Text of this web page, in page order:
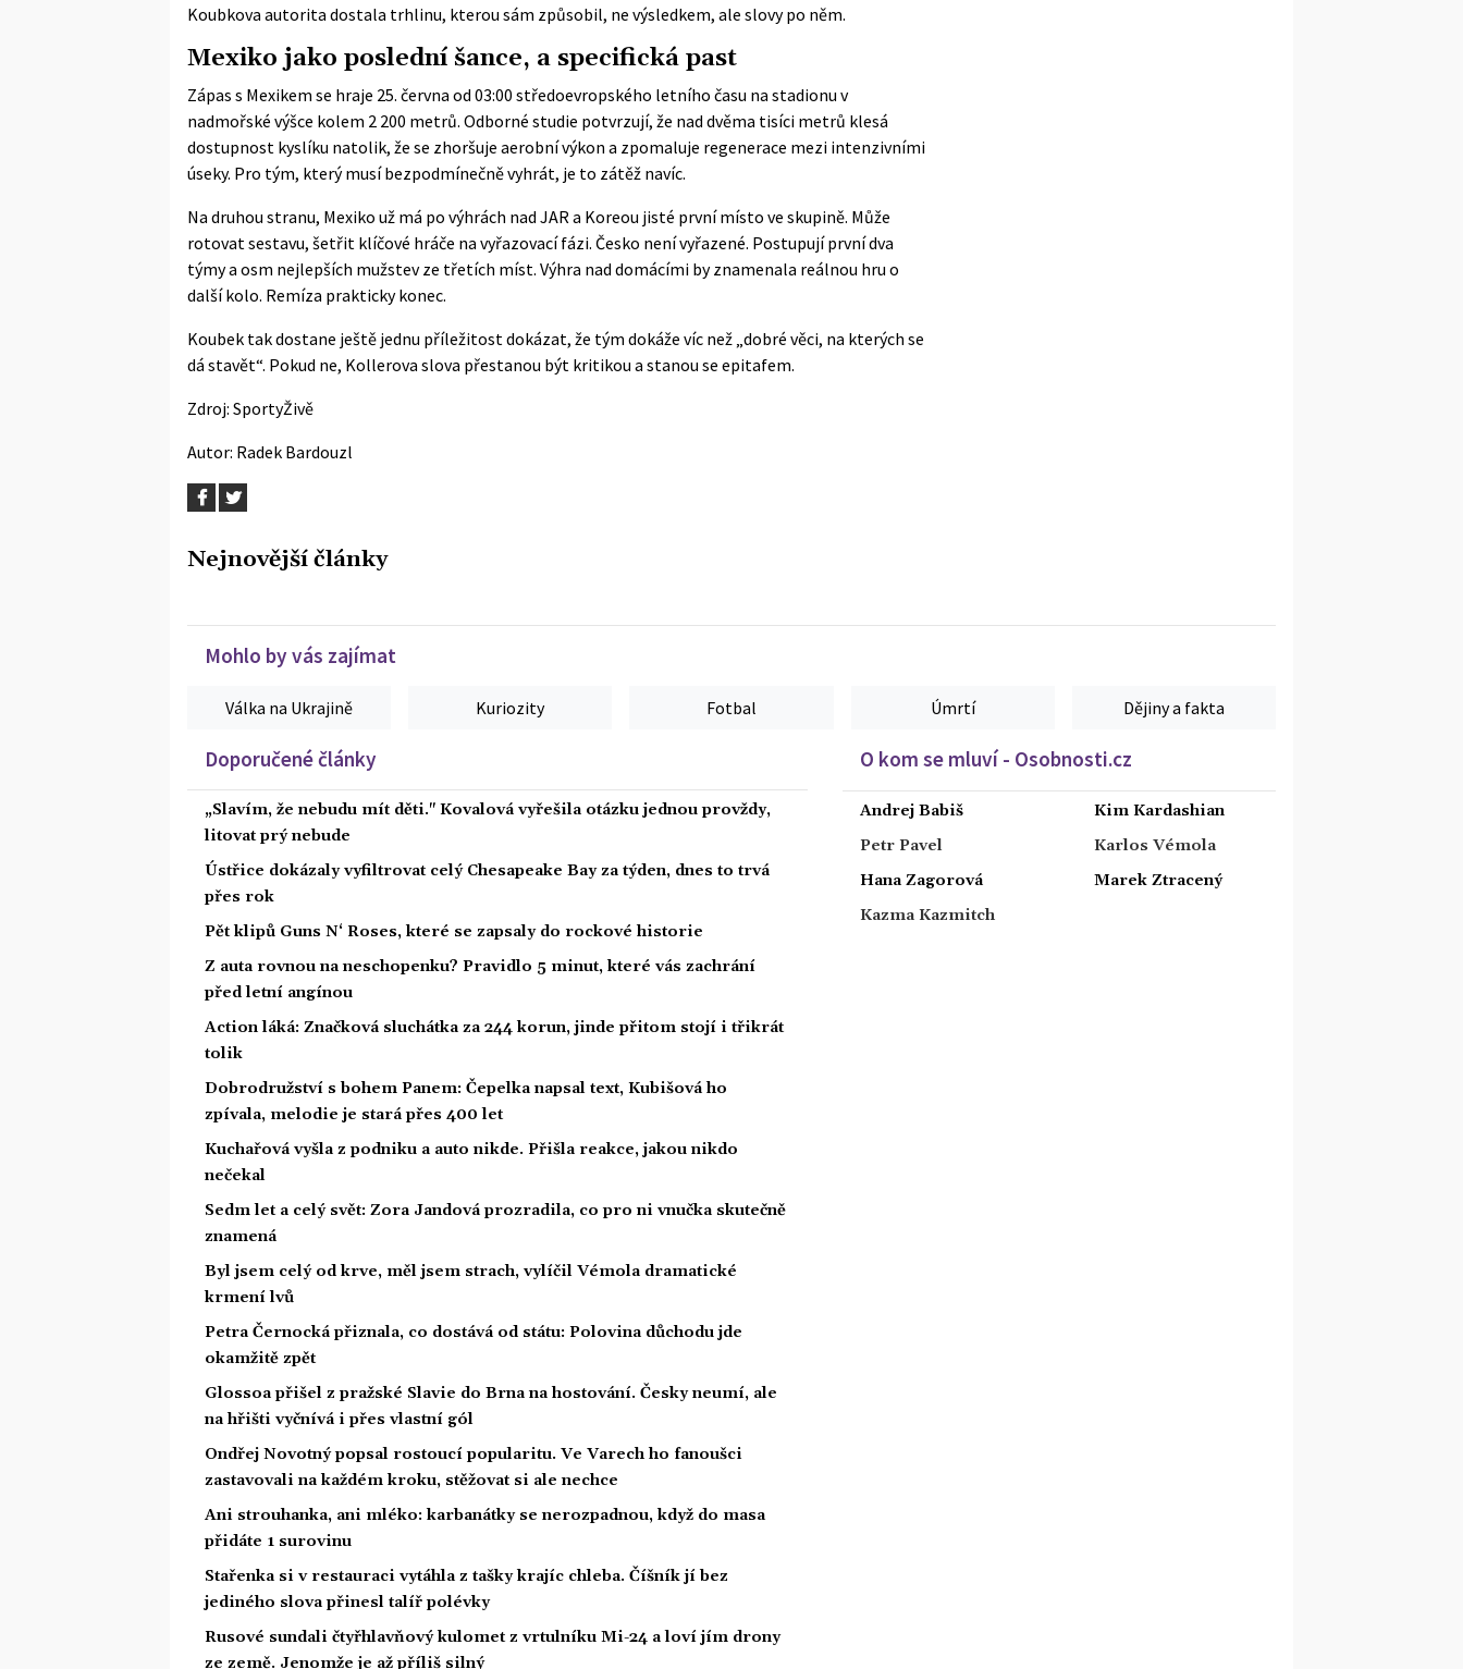
Koubkova autorita dostala trhlinu, kterou sám způsobil, ne výsledkem, ale slovy po něm.
Mexiko jako poslední šance, a specifická past
Zápas s Mexikem se hraje 25. června od 03:00 středoevropského letního času na stadionu v
nadmořské výšce kolem 2 200 metrů. Odborné studie potvrzují, že nad dvěma tisíci metrů klesá
dostupnost kyslíku natolik, že se zhoršuje aerobní výkon a zpomaluje regenerace mezi intenzivními
úseky. Pro tým, který musí bezpodmínečně vyhrát, je to zátěž navíc.
Na druhou stranu, Mexiko už má po výhrách nad JAR a Koreou jisté první místo ve skupině. Může
rotovat sestavu, šetřit klíčové hráče na vyřazovací fázi. Česko není vyřazené. Postupují první dva
týmy a osm nejlepších mužstev ze třetích míst. Výhra nad domácími by znamenala reálnou hru o
další kolo. Remíza prakticky konec.
Koubek tak dostane ještě jednu příležitost dokázat, že tým dokáže víc než „dobré věci, na kterých se
dá stavět“. Pokud ne, Kollerova slova přestanou být kritikou a stanou se epitafem.
Zdroj: SportyŽivě
Autor: Radek Bardouzl
Nejnovější články
Mohlo by vás zajímat
Válka na Ukrajině Kuriozity Fotbal Úmrtí Dějiny a fakta
Doporučené články
„Slavím, že nebudu mít děti." Kovalová vyřešila otázku jednou provždy,
litovat prý nebude
Ústřice dokázaly vyfiltrovat celý Chesapeake Bay za týden, dnes to trvá
přes rok
Pět klipů Guns N‘ Roses, které se zapsaly do rockové historie
Z auta rovnou na neschopenku? Pravidlo 5 minut, které vás zachrání
před letní angínou
Action láká: Značková sluchátka za 244 korun, jinde přitom stojí i třikrát
tolik
Dobrodružství s bohem Panem: Čepelka napsal text, Kubišová ho
zpívala, melodie je stará přes 400 let
Kuchařová vyšla z podniku a auto nikde. Přišla reakce, jakou nikdo
nečekal
Sedm let a celý svět: Zora Jandová prozradila, co pro ni vnučka skutečně
znamená
Byl jsem celý od krve, měl jsem strach, vylíčil Vémola dramatické
krmení lvů
Petra Černocká přiznala, co dostává od státu: Polovina důchodu jde
okamžitě zpět
Glossoa přišel z pražské Slavie do Brna na hostování. Česky neumí, ale
na hřišti vyčnívá i přes vlastní gól
Ondřej Novotný popsal rostoucí popularitu. Ve Varech ho fanoušci
zastavovali na každém kroku, stěžovat si ale nechce
Ani strouhanka, ani mléko: karbanátky se nerozpadnou, když do masa
přidáte 1 surovinu
Stařenka si v restauraci vytáhla z tašky krajíc chleba. Číšník jí bez
jediného slova přinesl talíř polévky
Rusové sundali čtyřhlavňový kulomet z vrtulníku Mi-24 a loví jím drony
ze země. Jenomže je až příliš silný
O kom se mluví - Osobnosti.cz
Andrej Babiš
Petr Pavel
Hana Zagorová
Kazma Kazmitch
Kim Kardashian
Karlos Vémola
Marek Ztracený